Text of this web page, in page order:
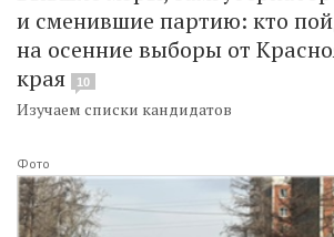
и сменившие партию: кто
на осенние выборы от
края
10
Изучаем списки кандидатов
Фото